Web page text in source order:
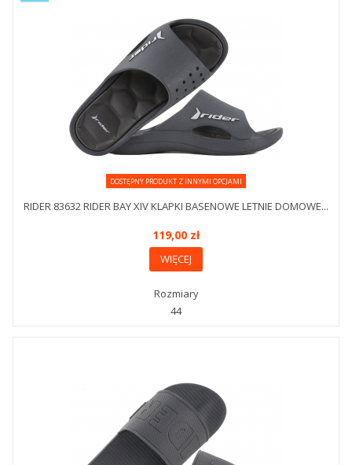
DOSTĘPNY PRODUKT Z INNYMI OPCJAMI
RIDER 83632 RIDER BAY XIV KLAPKI BASENOWE LETNIE DOMOWE...
119,00 zł
WIĘCEJ
Rozmiary
44